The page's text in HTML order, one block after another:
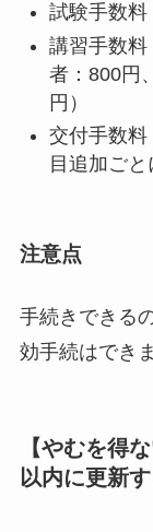
試験手数料
講習手数
者：800円
円）
交付手数
目追加ごと
注意点
手続きできる
効手続はでき
【やむを得
以内に更新